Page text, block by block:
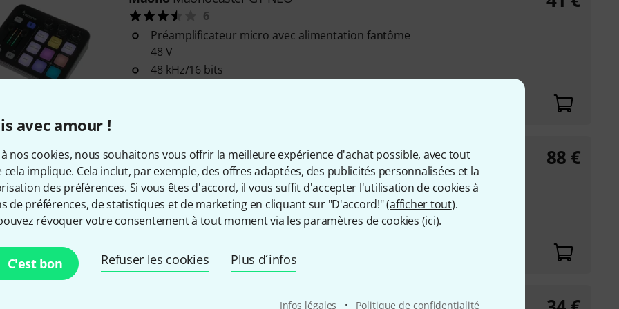
avec amour !
à nos cookies, nous souhaitons vous offrir la meilleure expérience d'achat possible, avec tout
cela implique. Cela inclut, par exemple, des offres adaptées, des publicités personnalisées et la
des préférences. Si vous êtes d'accord, il vous suffit d'accepter l'utilisation de cookies à
de préférences, de statistiques et de marketing en cliquant sur "D'accord!" (afficher tout).
révoquer votre consentement à tout moment via les paramètres de cookies (ici).
C'est bon Refuser les cookies Plus d´infos
Infos légales · Politique de confidentialité
6
Préamplificateur micro avec alimentation fantôme
48 V
48 kHz/16 bits
MaonoPD200WT
Microphone dynamique utilisable via XLR, USB ou
connexion sans fil 2,4 GHz
Récepteur sans fil avec connecteur USB-C incl.
Optimisé pour la parole
Disponible immédiatement
88 €
Studio Monitor Headphones